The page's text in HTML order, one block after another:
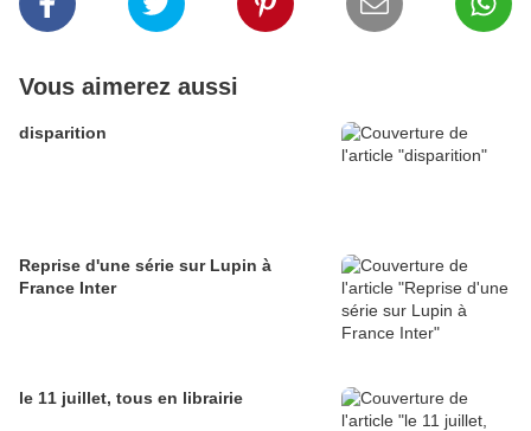
Vous aimerez aussi
disparition
Reprise d'une série sur Lupin à
France Inter
le 11 juillet, tous en librairie